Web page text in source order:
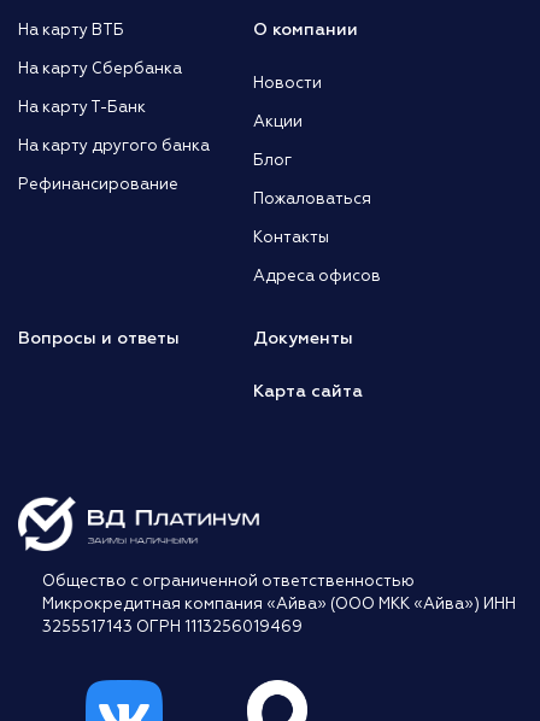
На карту ВТБ
На карту Сбербанка
На карту Т-Банк
На карту другого банка
Рефинансирование
О компании
Новости
Акции
Блог
Пожаловаться
Контакты
Адреса офисов
Вопросы и ответы Документы
Карта сайта
Общество с ограниченной ответственностью
Микрокредитная компания «Айва» (ООО МКК «Айва») ИНН
3255517143 ОГРН 1113256019469